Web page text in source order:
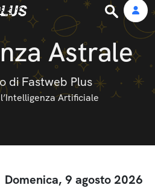
Astrale
di Fastweb Plus
Artificiale
Domenica, 9 agosto 2026